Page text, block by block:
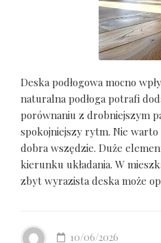
Deska podłogowa mocno
naturalna podłoga potrafi
porównaniu z drobniejszym
spokojniejszy rytm. Nie warto
dobra wszędzie. Duże
kierunku układania. W
zbyt wyrazista deska może
10/06/2026